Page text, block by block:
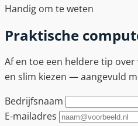
Handig om te weten
Praktische
Af en toe een heldere tip
en slim kiezen — aangevuld
Bedrijfsnaam
E-mailadres